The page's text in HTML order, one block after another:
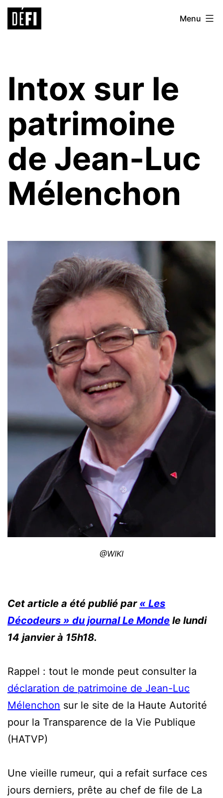
Aller
Défi
Menu
Intox sur le
patrimoine
de Jean-Luc
Mélenchon
@WIKI
Cet article a été publié par « Les
Décodeurs » du journal Le Monde le lundi
14 janvier à 15h18.
Rappel : tout le monde peut consulter la
déclaration de patrimoine de Jean-Luc
Mélenchon sur le site de la Haute Autorité
pour la Transparence de la Vie Publique
(HATVP)
Une vieille rumeur, qui a refait surface ces
jours derniers, prête au chef de file de La